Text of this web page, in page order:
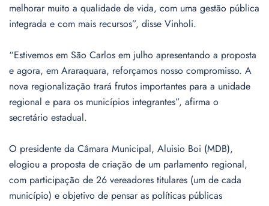
melhorar muito a qualidade de vida, com uma gestão pública
integrada e com mais recursos”, disse Vinholi.
“Estivemos em São Carlos em julho apresentando a proposta
e agora, em Araraquara, reforçamos nosso compromisso. A
nova regionalização trará frutos importantes para a unidade
regional e para os municípios integrantes”, afirma o
secretário estadual.
O presidente da Câmara Municipal, Aluisio Boi (MDB),
elogiou a proposta de criação de um parlamento regional,
com participação de 26 vereadores titulares (um de cada
município) e objetivo de pensar as políticas públicas